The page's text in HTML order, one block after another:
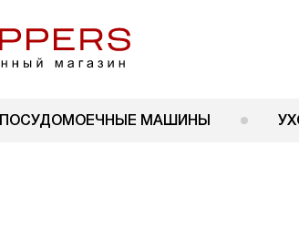
ПОСУДОМОЕЧНЫЕ МАШИНЫ